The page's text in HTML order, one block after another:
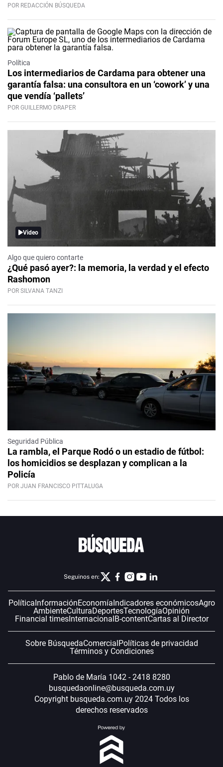
POR REDACCIÓN BÚSQUEDA
Política
Los intermediarios de Cardama para obtener una
garantía falsa: una consultora en un ‘cowork’ y una
que vendía ‘pallets’
POR GUILLERMO DRAPER
Video
Algo que quiero contarte
¿Qué pasó ayer?: la memoria, la verdad y el efecto
Rashomon
POR SILVANA TANZI
Seguridad Pública
La rambla, el Parque Rodó o un estadio de fútbol:
los homicidios se desplazan y complican a la
Policía
POR JUAN FRANCISCO PITTALUGA
Seguinos en:
PolíticaInformaciónEconomíaIndicadores económicosAgro
AmbienteCulturaDeportesTecnologíaOpinión
Financial timesInternacionalB-contentCartas al Director
Sobre BúsquedaComercialPolíticas de privacidad
Términos y Condiciones
Pablo de María 1042 - 2418 8280
busquedaonline@busqueda.com.uy
Copyright busqueda.com.uy 2024 Todos los
derechos reservados